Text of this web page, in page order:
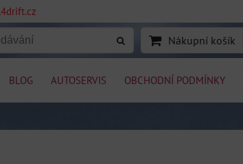
Nákupní košík
BLOG AUTOSERVIS OBCHODNÍ PODMÍNKY